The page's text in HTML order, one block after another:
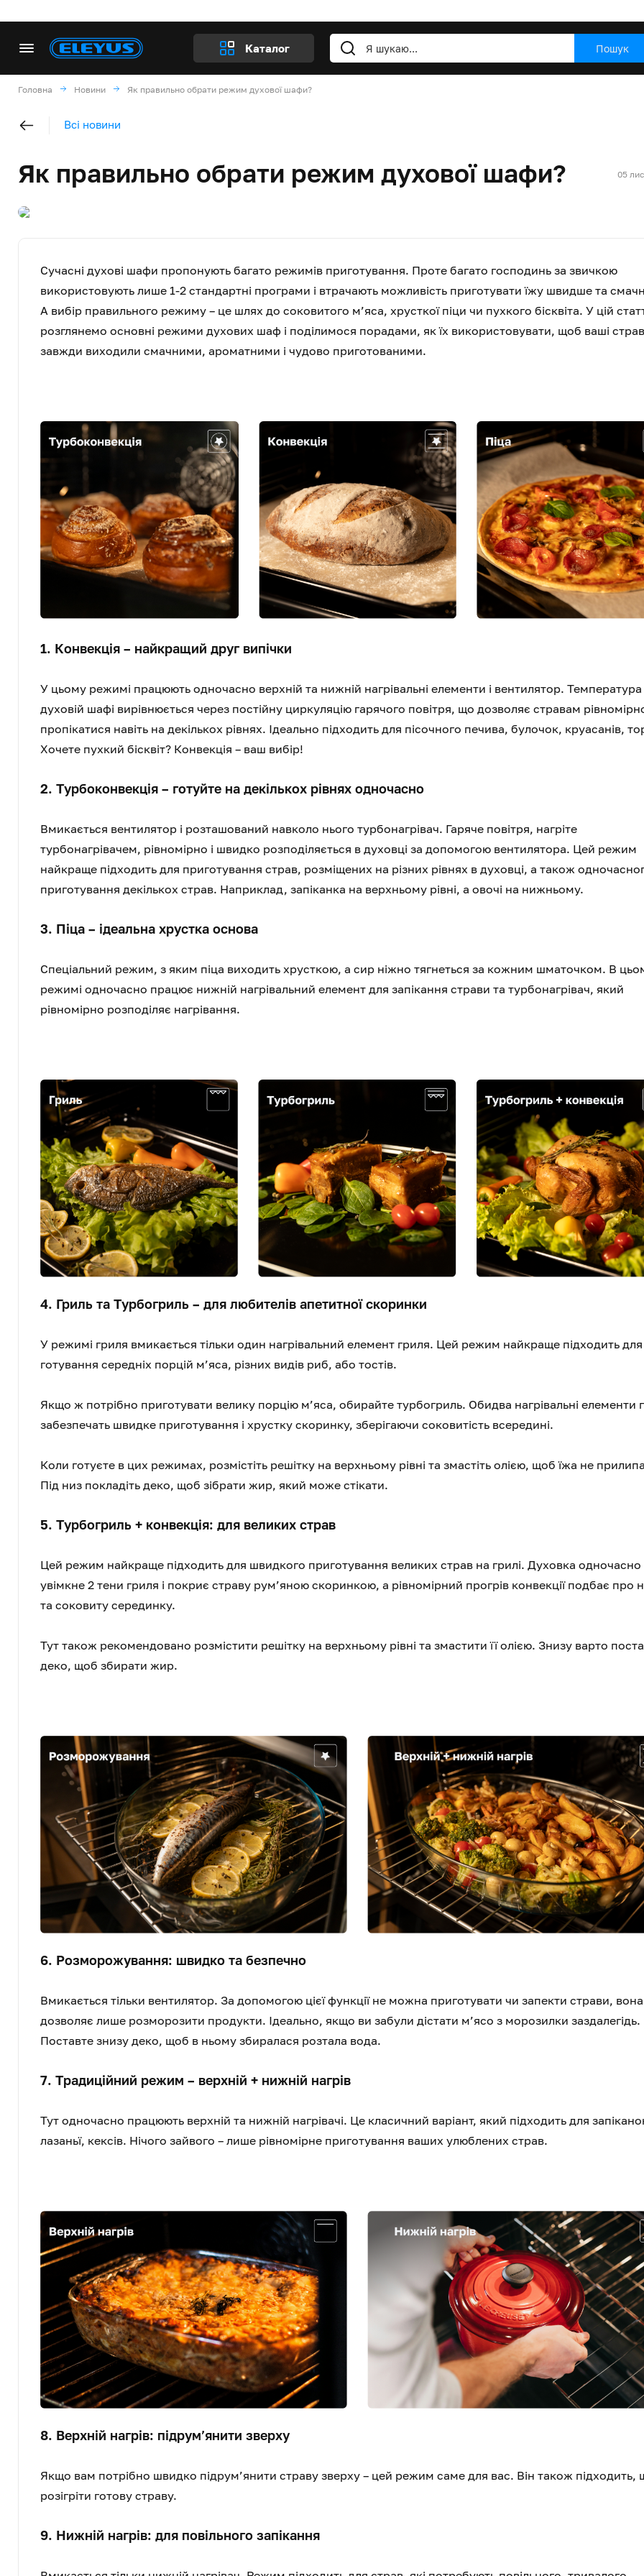
Каталог Пошук
Головна Новини Як правильно обрати режим духової шафи?
Всі новини
Як правильно обрати режим духової шафи? 05
Сучасні духові шафи пропонують багато режимів приготування. Проте багато господинь за звичкою
використовують лише 1-2 стандартні програми і втрачають можливість приготувати їжу швидше та
А вибір правильного режиму – це шлях до соковитого м’яса, хрусткої піци чи пухкого бісквіта. У цій
розглянемо основні режими духових шаф і поділимося порадами, як їх використовувати, щоб ваші
завжди виходили смачними, ароматними і чудово приготованими.
1. Конвекція – найкращий друг випічки
У цьому режимі працюють одночасно верхній та нижній нагрівальні елементи і вентилятор. Температура
духовій шафі вирівнюється через постійну циркуляцію гарячого повітря, що дозволяє стравам
пропікатися навіть на декількох рівнях. Ідеально підходить для пісочного печива, булочок, круасанів,
Хочете пухкий бісквіт? Конвекція – ваш вибір!
2. Турбоконвекція – готуйте на декількох рівнях одночасно
Вмикається вентилятор і розташований навколо нього турбонагрівач. Гаряче повітря, нагріте
турбонагрівачем, рівномірно і швидко розподіляється в духовці за допомогою вентилятора. Цей режим
найкраще підходить для приготування страв, розміщених на різних рівнях в духовці, а також
приготування декількох страв. Наприклад, запіканка на верхньому рівні, а овочі на нижньому.
3. Піца – ідеальна хрустка основа
Спеціальний режим, з яким піца виходить хрусткою, а сир ніжно тягнеться за кожним шматочком. В
режимі одночасно працює нижній нагрівальний елемент для запікання страви та турбонагрівач, який
рівномірно розподіляє нагрівання.
4. Гриль та Турбогриль – для любителів апетитної скоринки
У режимі гриля вмикається тільки один нагрівальний елемент гриля. Цей режим найкраще підходить для
готування середніх порцій м’яса, різних видів риб, або тостів.
Якщо ж потрібно приготувати велику порцію м’яса, обирайте турбогриль. Обидва нагрівальні елементи
забезпечать швидке приготування і хрустку скоринку, зберігаючи соковитість всередині.
Коли готуєте в цих режимах, розмістіть решітку на верхньому рівні та змастіть олією, щоб їжа не
Під низ покладіть деко, щоб зібрати жир, який може стікати.
5. Турбогриль + конвекція: для великих страв
Цей режим найкраще підходить для швидкого приготування великих страв на грилі. Духовка одночасно
увімкне 2 тени гриля і покриє страву рум’яною скоринкою, а рівномірний прогрів конвекції подбає про
та соковиту серединку.
Тут також рекомендовано розмістити решітку на верхньому рівні та змастити її олією. Знизу варто
деко, щоб збирати жир.
6. Розморожування: швидко та безпечно
Вмикається тільки вентилятор. За допомогою цієї функції не можна приготувати чи запекти страви, вона
дозволяє лише розморозити продукти. Ідеально, якщо ви забули дістати м’ясо з морозилки заздалегідь.
Поставте знизу деко, щоб в ньому збиралася розтала вода.
7. Традиційний режим – верхній + нижній нагрів
Тут одночасно працюють верхній та нижній нагрівачі. Це класичний варіант, який підходить для
лазаньї, кексів. Нічого зайвого – лише рівномірне приготування ваших улюблених страв.
8. Верхній нагрів: підрум’янити зверху
Якщо вам потрібно швидко підрум’янити страву зверху – цей режим саме для вас. Він також підходить,
розігріти готову страву.
9. Нижній нагрів: для повільного запікання